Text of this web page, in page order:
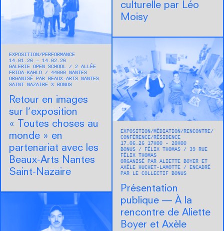
culturelle par Léo
Moisy
EXPOSITION PERFORMANCE
14.01.26 — 14.02.26
GALERIE OPEN SCHOOL
2 ALLÉE
FRIDA-KAHLO
44000 NANTES
ORGANISÉ PAR BEAUX-ARTS NANTES
SAINT NAZAIRE X BONUS
Retour en images
sur l’exposition
« Toutes choses au
monde » en
partenariat avec les
Beaux-Arts Nantes
Saint-Nazaire
EXPOSITION MÉDIATION
RENCONTRE/
CONFÉRENCE
RÉSIDENCE
17.06.26 17H00 - 20H00
BONUS
FÉLIX THOMAS
39 RUE
FÉLIX THOMAS
ORGANISÉ PAR ALIETTE BOYER ET
AXÈLE HUCHET-LAMOTTE
ENCADRÉ
PAR LE COLLECTIF BONUS
Présentation
publique — À la
rencontre de Aliette
Boyer et Axèle